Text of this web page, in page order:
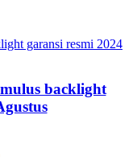
backlight